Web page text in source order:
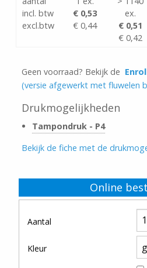
incl. btw
excl.btw
€ 0,53
€ 0,44
ex.
€ 0,51
€ 0,42
Geen voorraad? Bekijk de
(versie afgewerkt met fluwelen
Drukmogelijkheden
Tampondruk - P4
Bekijk de fiche met de
Online
Aantal
Kleur